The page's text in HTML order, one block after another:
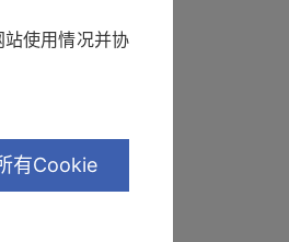
数据采集仪
使用情况并协
有Cookie